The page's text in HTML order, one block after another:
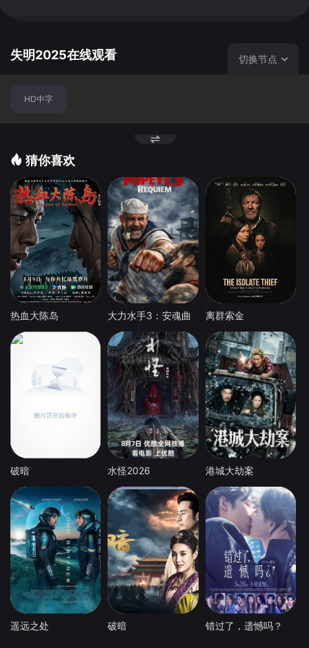
天。 &nbsp; &nbsp; &nbsp; &nbsp; &nbsp; &nbsp; &nbs
bsp; &nbsp; &nbsp; &nbsp; &nbsp; &nbsp; &nbsp; &nbs
&nbsp; &nbsp; &nbsp; &nbsp; &nbsp; &nbsp; &nbsp; &n
bsp; &nbsp; &nbsp; &nbsp; &nbsp; &nbsp; &nbsp; &nbs
p; &nbsp; &nbsp; &nbsp; &nbsp; &nbsp; &nbsp; &nbsp;
&nbsp; &nbsp; &nbsp; &nbsp; &nbsp; &nbsp; &nbsp; &n
bsp; &nbsp; &nbsp; &nbsp; &nbsp; &nbsp; 影片改编
自作者刘梓洁首部获奖同名小说。
失明2025在线观看 切换节点
HD中字
猜你喜欢
热血大陈岛 大力水手3：安魂曲 离群索金
破暗 水怪2026 港城大劫案
遥远之处 破暗 错过了，遗憾吗？